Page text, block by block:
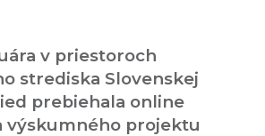
v priestoroch
strediska Slovenskej
prebiehala online
výskumného projektu